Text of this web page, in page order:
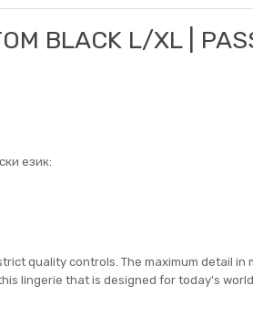
BLACK L/XL |
език:
quality controls. The maximum detail in
lingerie that is designed for today's